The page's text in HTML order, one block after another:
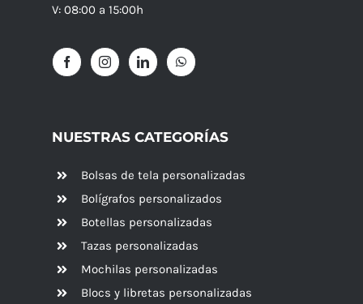
V: 08:00 a 15:00h
NUESTRAS CATEGORÍAS
Bolsas de tela personalizadas
Bolígrafos personalizados
Botellas personalizadas
Tazas personalizadas
Mochilas personalizadas
Blocs y libretas personalizadas